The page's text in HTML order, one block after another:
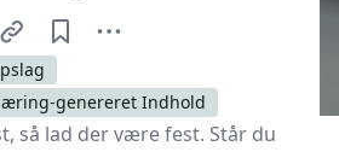
genereret Indhold
så lad der være fest. Står du